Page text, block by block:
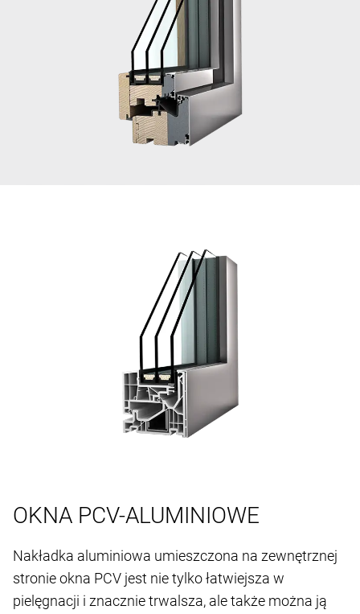
OKNA PCV-ALUMINIOWE
Nakładka aluminiowa umieszczona na zewnętrznej
stronie okna PCV jest nie tylko łatwiejsza w
pielęgnacji i znacznie trwalsza, ale także można ją